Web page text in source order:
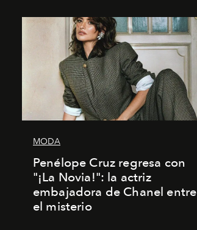
MODA
Penélope Cruz regresa con
"¡La Novia!": la actriz
embajadora de Chanel entre
el misterio